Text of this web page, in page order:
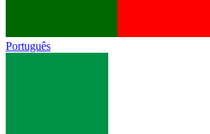
Português